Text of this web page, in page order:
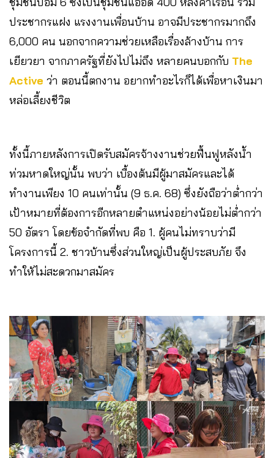
ประชากรแฝง แรงงานเพื่อนบ้าน อาจมีประชากรมากถึง
6,000 คน นอกจากความช่วยเหลือเรื่องล้างบ้าน การ
เยียวยา จากภาครัฐที่ยังไปไม่ถึง หลายคนบอกกับ The
Active ว่า ตอนนี้ตกงาน อยากทำอะไรก็ได้เพื่อหาเงินมา
หล่อเลี้ยงชีวิต
ทั้งนี้ภายหลังการเปิดรับสมัครจ้างงานช่วยฟื้นฟูหลังน้ำ
ท่วมหาดใหญ่นั้น พบว่า เบื้องต้นมีผู้มาสมัครและได้
ทำงานเพียง 10 คนเท่านั้น (9 ธ.ค. 68) ซึ่งยังถือว่าต่ำกว่า
เป้าหมายที่ต้องการอีกหลายตำแหน่งอย่างน้อยไม่ต่ำกว่า
50 อัตรา โดยข้อจำกัดที่พบ คือ 1. ผู้คนไม่ทราบว่ามี
โครงการนี้ 2. ชาวบ้านซึ่งส่วนใหญ่เป็นผู้ประสบภัย จึง
ทำให้ไม่สะดวกมาสมัคร